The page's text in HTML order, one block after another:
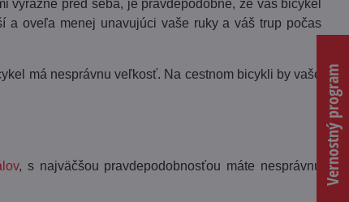
výrazne pred seba, je pravdepodobné, že váš bicykel
a oveľa menej unavujúci vaše ruky a váš trup počas
má nesprávnu veľkosť. Na cestnom bicykli by vaše
, s najväčšou pravdepodobnosťou máte nesprávnu
Vernostný program